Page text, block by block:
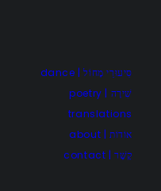
סִיעוּרֵי מָחוֹל | dance
שִׁירָה | poetry
translations
אוֹדוֹת | about
קֶשֶׁר | contact